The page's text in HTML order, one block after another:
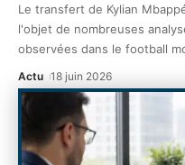
Le transfert de Kylian
l'objet de nombreuses
observées dans le football
Actu 18 juin 2026